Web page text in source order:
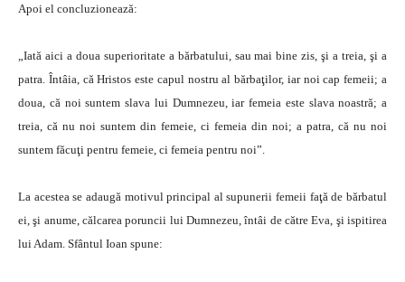
Apoi el concluzionează:
„Iată aici a doua superioritate a bărbatului, sau mai bine zis, şi a treia, şi a
patra. Întâia, că Hristos este capul nostru al bărbaţilor, iar noi cap femeii; a
doua, că noi suntem slava lui Dumnezeu, iar femeia este slava noastră; a
treia, că nu noi suntem din femeie, ci femeia din noi; a patra, că nu noi
suntem făcuţi pentru femeie, ci femeia pentru noi”.
La acestea se adaugă motivul principal al supunerii femeii faţă de bărbatul
ei, şi anume, călcarea poruncii lui Dumnezeu, întâi de către Eva, şi ispitirea
lui Adam. Sfântul Ioan spune: